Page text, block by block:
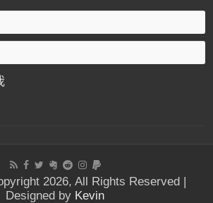
2026, All Rights Reserved |
Designed by Kevin